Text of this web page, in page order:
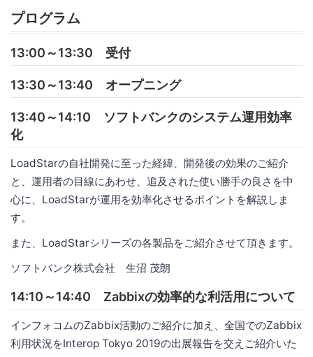
プログラム
13:00～13:30 受付
13:30～13:40 オープニング
13:40～14:10 ソフトバンクのシステム運用効率
化
LoadStarの自社開発に至った経緯、開発後の効果のご紹介
と、運用者の目線にあわせ、追及された使い勝手の良さを中
心に、LoadStarが運用を効率化させるポイントを解説しま
す。
また、LoadStarシリーズの各製品をご紹介させて頂きます。
ソフトバンク株式会社 生沼 茂朗
14:10～14:40 Zabbixの効率的な利活用について
インフォコムのZabbix活動のご紹介に加え、全国でのZabbix
利用状況をInterop Tokyo 2019の出展報告を交えご紹介いた